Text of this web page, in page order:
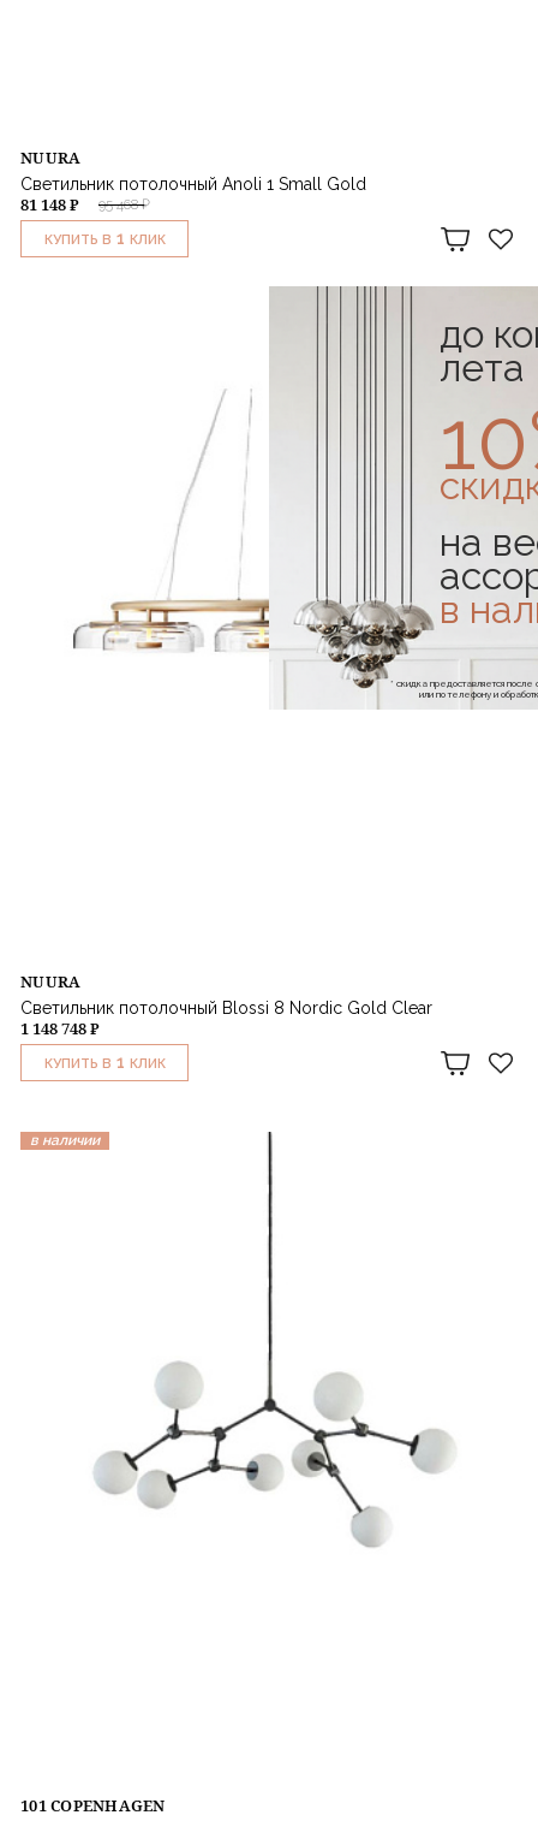
NUURA
Светильник потолочный Anoli 1 Small Gold
95 468 ₽
81 148 ₽
КУПИТЬ В 1 КЛИК
NUURA
Светильник потолочный Blossi 8 Nordic Gold Clear
1 148 748 ₽
КУПИТЬ В 1 КЛИК
в наличии
101 COPENHAGEN
до
лета
на
в
* скидка предоставляется
или по телефону и